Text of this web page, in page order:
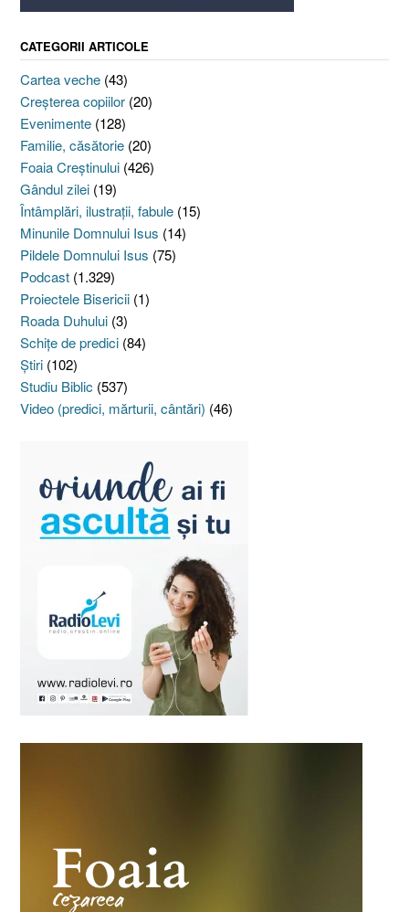
CATEGORII ARTICOLE
Cartea veche (43)
Creşterea copiilor (20)
Evenimente (128)
Familie, căsătorie (20)
Foaia Creştinului (426)
Gândul zilei (19)
Întâmplări, ilustraţii, fabule (15)
Minunile Domnului Isus (14)
Pildele Domnului Isus (75)
Podcast (1.329)
Proiectele Bisericii (1)
Roada Duhului (3)
Schiţe de predici (84)
Ştiri (102)
Studiu Biblic (537)
Video (predici, mărturii, cântări) (46)